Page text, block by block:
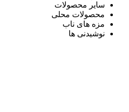
سایر محصولات
محصولات محلی
مزه های ناب
نوشیدنی ها